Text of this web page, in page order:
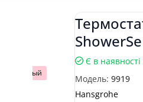
Популярный
Є в наявності
Модель: 9919
Hansgrohe